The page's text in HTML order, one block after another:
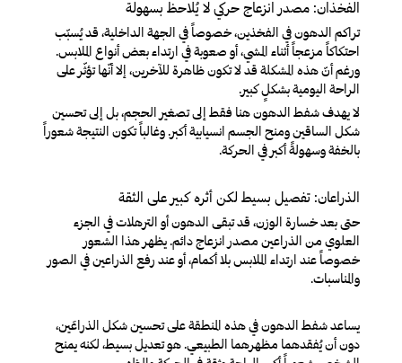
الفخذان: مصدر انزعاج حركي لا يُلاحظ بسهولة
تراكم الدهون في الفخذين، خصوصاً في الجهة الداخلية، قد يُسبّب
احتكاكاً مزعجاً أثناء المشي، أو صعوبة في ارتداء بعض أنواع الملابس.
ورغم أنّ هذه المشكلة قد لا تكون ظاهرة للآخرين، إلا أنّها تؤثّر على
الراحة اليومية بشكلٍ كبير.
لا يهدف شفط الدهون هنا فقط إلى تصغير الحجم، بل إلى تحسين
شكل الساقين ومنح الجسم انسيابية أكبر. وغالباً تكون النتيجة شعوراً
بالخفة وسهولةً أكبر في الحركة.
الذراعان: تفصيل بسيط لكن أثره كبير على الثقة
حتى بعد خسارة الوزن، قد تبقى الدهون أو الترهلات في الجزء
العلوي من الذراعين مصدر انزعاج دائم. يظهر هذا الشعور
خصوصاً عند ارتداء الملابس بلا أكمام، أو عند رفع الذراعين في الصور
والمناسبات.
يساعد شفط الدهون في هذه المنطقة على تحسين شكل الذراعَين،
دون أن يُفقدهما مظهرهما الطبيعي. هو تعديل بسيط، لكنه يمنح